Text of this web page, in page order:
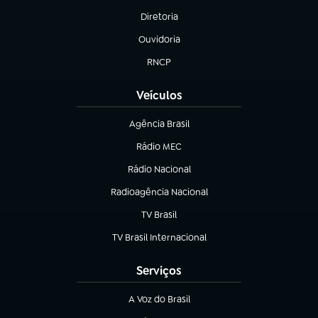
Diretoria
(abre em nova aba)
Ouvidoria
(abre em nova aba)
RNCP
(abre em nova aba)
Veículos
Agência Brasil
(abre em nova aba)
Rádio MEC
(abre em nova aba)
Rádio Nacional
Radioagência Nacional
(abre em nova aba)
TV Brasil
(abre em nova aba)
TV Brasil Internacional
(abre em nova aba)
Serviços
A Voz do Brasil
(abre em nova aba)